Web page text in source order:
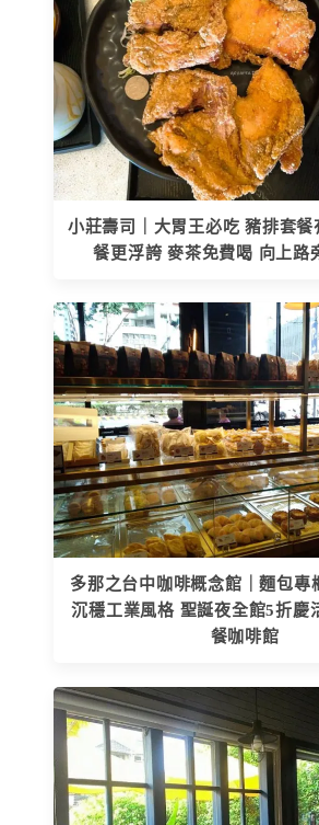
小莊壽司｜大胃王必吃 豬排套餐
餐更浮誇 麥茶免費喝 向上路
多那之台中咖啡概念館｜麵包專
沉穩工業風格 聖誕夜全館5折慶
餐咖啡館